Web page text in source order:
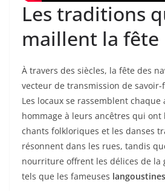
Les traditions
maillent la fête
À travers des siècles, la fête des
vecteur de transmission de
Les locaux se rassemblent
hommage à leurs ancêtres qui ont
chants folkloriques et les danses
résonnent dans les rues, tandis
nourriture offrent les délices de la
tels que les fameuses